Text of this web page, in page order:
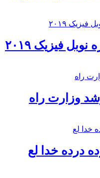
فیزیک ۲۰۱۹
وزارت راه
درده خدا لع